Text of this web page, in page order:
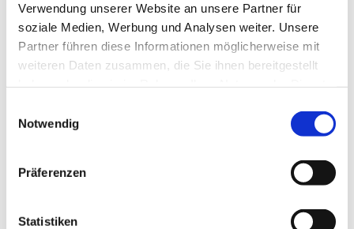
Verwendung unserer Website an unsere Partner für
soziale Medien, Werbung und Analysen weiter. Unsere
Partner führen diese Informationen möglicherweise mit
weiteren Daten zusammen, die Sie ihnen bereitgestellt
Notwendig
Präferenzen
Statistiken
Dies könnte Sie auch interessieren